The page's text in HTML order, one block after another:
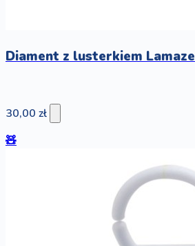
Diament z lusterkiem Lamaze
30,00 zł
🧸